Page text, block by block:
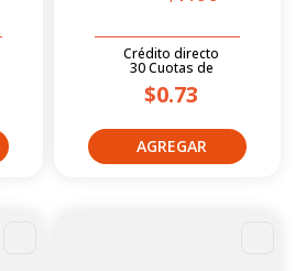
Crédito directo
30Cuotas de
$0.73